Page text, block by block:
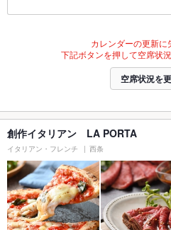
カレンダーの更新に
下記ボタンを押して空席状
空席状況を
創作イタリアン LA PORTA
イタリアン・フレンチ 西条